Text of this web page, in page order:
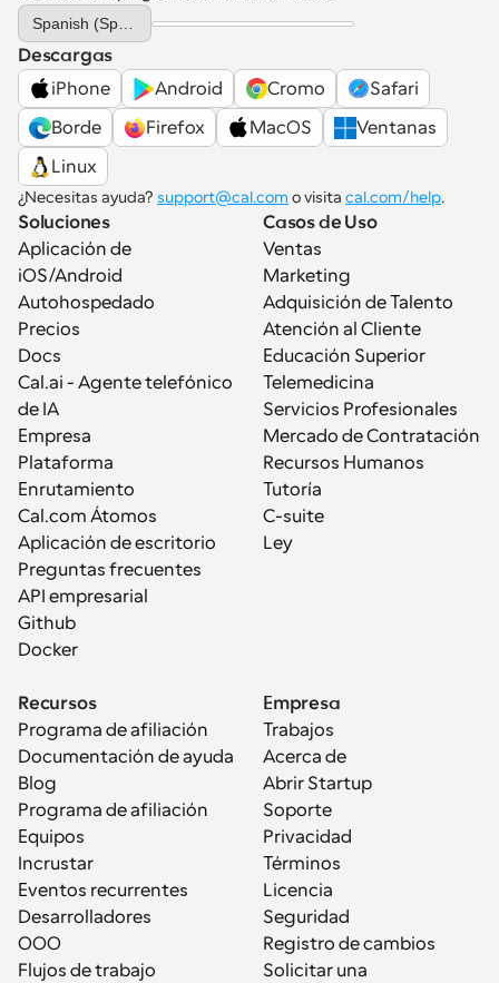
Select Language
Descargas
iPhone
Android Cromo
Safari
Borde
Firefox MacOS
Ventanas
Linux
¿Necesitas ayuda? support@cal.com o visita cal.com/help.
Soluciones
Aplicación de
iOS/Android
Autohospedado
Precios
Docs
Cal.ai - Agente telefónico
de IA
Empresa
Plataforma
Enrutamiento
Cal.com Átomos
Aplicación de escritorio
Preguntas frecuentes
API empresarial
Github
Docker
Casos de Uso
Ventas
Marketing
Adquisición de Talento
Atención al Cliente
Educación Superior
Telemedicina
Servicios Profesionales
Mercado de Contratación
Recursos Humanos
Tutoría
C-suite
Ley
Recursos
Programa de afiliación
Documentación de ayuda
Blog
Programa de afiliación
Equipos
Incrustar
Eventos recurrentes
Desarrolladores
OOO
Flujos de trabajo
Empresa
Trabajos
Acerca de
Abrir Startup
Soporte
Privacidad
Términos
Licencia
Seguridad
Registro de cambios
Solicitar una